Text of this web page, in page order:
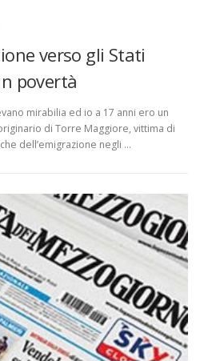
verso gli Stati
povertà
mirabilia ed io a 17 anni ero un
di Torre Maggiore, vittima di
dell’emigrazione negli …